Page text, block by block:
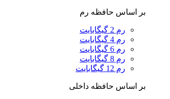
بر اساس حافظه رم
رم 2 گیگابایت
رم 4 گیگابایت
رم 6 گیگابایت
رم 8 گیگابایت
رم 12 گیگابایت
بر اساس حافظه داخلی